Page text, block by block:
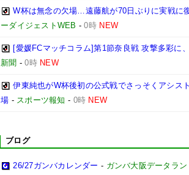
W杯は無念の欠場…遠藤航が70日ぶりに実戦に
ーダイジェストWEB -0時 NEW
[愛媛FCマッチコラム]第1節奈良戦 攻撃多彩に
新聞 -0時 NEW
伊東純也がW杯後初の公式戦でさっそくアシス
場 - スポーツ報知 - 0時 NEW
ブログ
26/27ガンバカレンダー - ガンバ大阪データラ